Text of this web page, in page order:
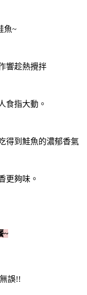
魚~
響趁熱攪拌
食指大動。
得到鮭魚的濃郁香氣
更夠味。
~
誤!!